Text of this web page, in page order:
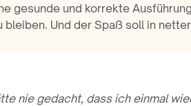
gesunde und korrekte
bleiben. Und der Spaß soll in
nie gedacht, dass ich einmal